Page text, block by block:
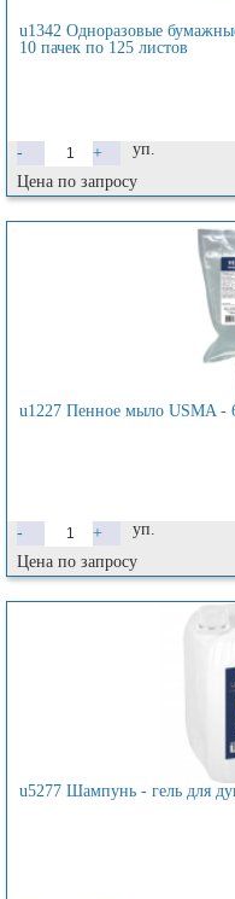
u1342 Одноразовые
10 пачек по 125 листов
- +
уп.
Цена по запросу
u1227 Пенное мыло USMA -
- +
уп.
Цена по запросу
u5277 Шампунь - гель для